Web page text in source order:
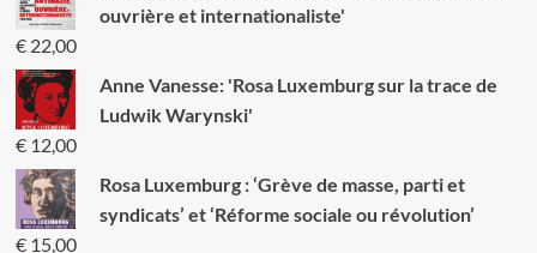
Coupe
Nations
ouvrière et internationaliste'
€22,00
Anne Vanesse: 'Rosa Luxemburg sur la trace de
Ludwik Warynski'
€12,00
Rosa Luxemburg : ‘Grève de masse, parti et
syndicats’ et ‘Réforme sociale ou révolution’
€15,00